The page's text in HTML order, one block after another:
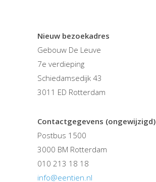
Nieuw bezoekadres
Gebouw De Leuve
7e verdieping
Schiedamsedijk 43
3011 ED Rotterdam
Contactgegevens (ongewijzigd)
Postbus 1500
3000 BM Rotterdam
010 213 18 18
info@eentien.nl